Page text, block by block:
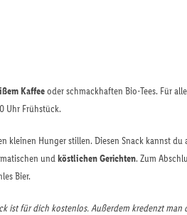
Kaffeeoder schmackhaften Bio-Tees. Für
Uhr Frühstück.
kleinen Hunger stillen. Diesen Snack kannst du
undköstlichen Gerichten. Zum
Bier.
ist für dich kostenlos. Außerdem kredenzt man